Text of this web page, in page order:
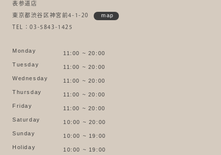
表参道店
東京都渋谷区神宮前4-1-20 map
TEL：03-5843-1425
Monday
11:00 ~ 20:00
Tuesday
11:00 ~ 20:00
Wednesday
11:00 ~ 20:00
Thursday
11:00 ~ 20:00
Friday
11:00 ~ 20:00
Saturday
10:00 ~ 20:00
Sunday
10:00 ~ 19:00
Holiday
10:00 ~ 19:00